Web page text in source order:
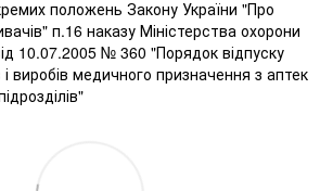
положень Закону України "Про
п.16 наказу Міністерства охорони
10.07.2005 № 360 "Порядок відпуску
і виробів медичного призначення з аптек